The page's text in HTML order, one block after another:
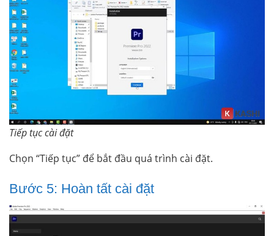
Tiếp tục cài đặt
Chọn “Tiếp tục” để bắt đầu quá trình cài đặt.
Bước 5: Hoàn tất cài đặt